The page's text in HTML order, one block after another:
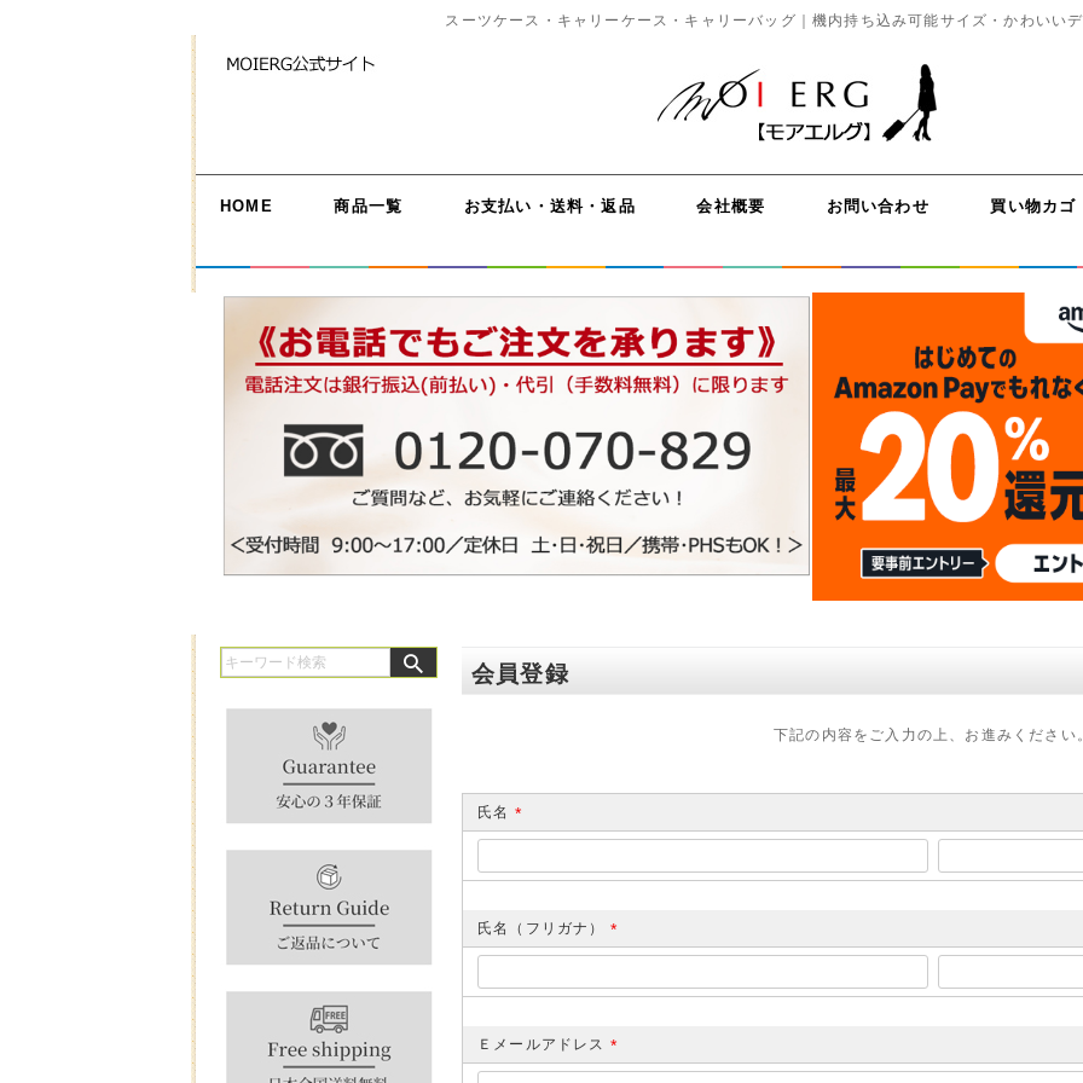
スーツケース・キャリーケース・キャリーバッグ｜機内持ち込み可能サイズ・かわいい
HOME 商品一覧 お支払い・送料・返品 会社概要 お問い合わせ 買い物カゴ
会員登録
下記の内容をご入力の上、お進みください
氏名
(
須
氏名（フリガナ）
(
須
Ｅメールアドレス
(